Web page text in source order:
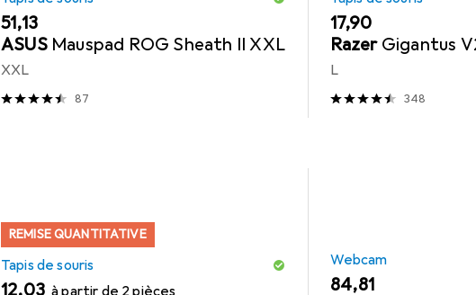
EUR
51,13
ASUS Mauspad ROG Sheath II XXL
XXL
87
EUR
17,90
Razer Gigantus
L
348
REMISE QUANTITATIVE
Tapis de souris
EUR
12,03
Webcam
EUR
84,81